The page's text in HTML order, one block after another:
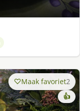
Maak favoriet2
👍